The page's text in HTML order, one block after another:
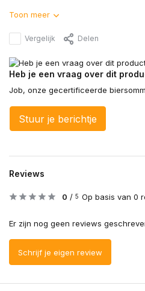
Toon meer
Vergelijk Delen
Heb je een vraag over dit
Job, onze gecertificeerde
Stuur je berichtje
Reviews
0 / 5 Op basis van 0
Er zijn nog geen reviews
Schrijf je eigen review